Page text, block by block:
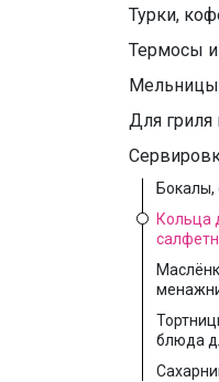
Турки,
Термосы
Мельницы
Для
Кольца
блюда